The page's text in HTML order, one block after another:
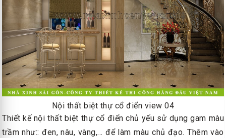
Nội thất biệt thự cổ điển view 04
Thiết kế nội thất biệt thự cổ điển chủ yếu sử dụng gam màu
trầm như:: đen, nâu, vàng,… để làm màu chủ đạo. Thêm vào